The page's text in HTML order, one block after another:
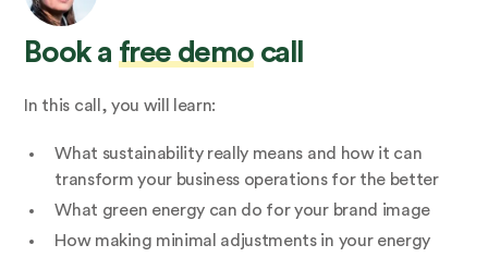
Book a free demo call
In this call, you will learn:
What sustainability really means and how it can
transform your business operations for the better
What green energy can do for your brand image
How making minimal adjustments in your energy